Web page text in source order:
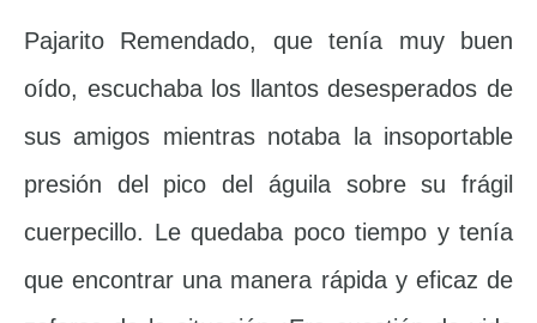
Pajarito Remendado, que tenía muy buen
oído, escuchaba los llantos desesperados de
sus amigos mientras notaba la insoportable
presión del pico del águila sobre su frágil
cuerpecillo. Le quedaba poco tiempo y tenía
que encontrar una manera rápida y eficaz de